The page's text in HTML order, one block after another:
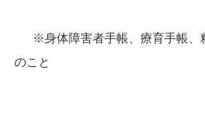
※身体障害者手帳、療育手帳、
のこと